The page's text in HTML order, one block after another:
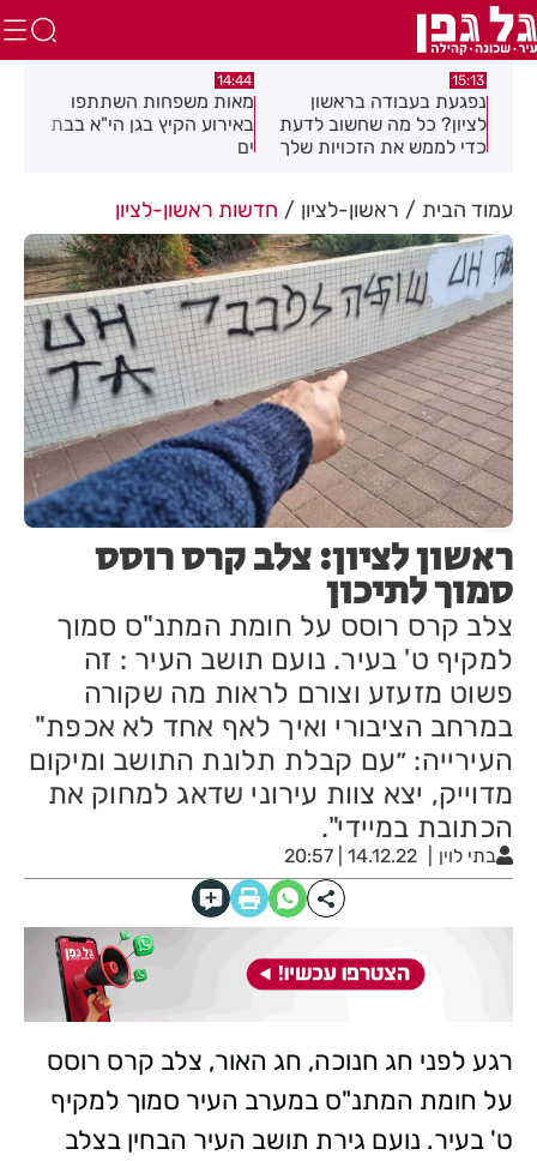
14:44
מאות משפחות השתתפו
באירוע הקיץ בגן הי"א בבת
ים
14:39
מבצע עיקור וסירוס חתולי
רחוב בחולון
עמוד הבית ראשון-לציון חדשות ראשון-לציון
ראשון לציון: צלב קרס רוסס
סמוך לתיכון
צלב קרס רוסס על חומת המתנ"ס סמוך
למקיף ט' בעיר. נועם תושב העיר : זה
פשוט מזעזע וצורם לראות מה שקורה
במרחב הציבורי ואיך לאף אחד לא אכפת"
העירייה: ״עם קבלת תלונת התושב ומיקום
מדוייק, יצא צוות עירוני שדאג למחוק את
הכתובת במיידי".
בתי לוין 14.12.22 | 20:57
רגע לפני חג חנוכה, חג האור, צלב קרס רוסס
על חומת המתנ"ס במערב העיר סמוך למקיף
ט' בעיר. נועם גירת תושב העיר הבחין בצלב